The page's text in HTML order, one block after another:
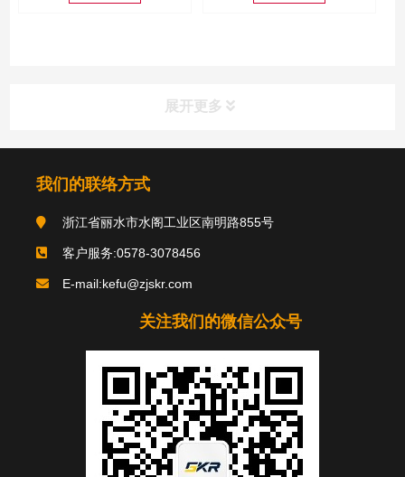
展开更多
我们的联络方式
浙江省丽水市水阁工业区南明路855号
客户服务:0578-3078456
E-mail:kefu@zjskr.com
关注我们的微信公众号